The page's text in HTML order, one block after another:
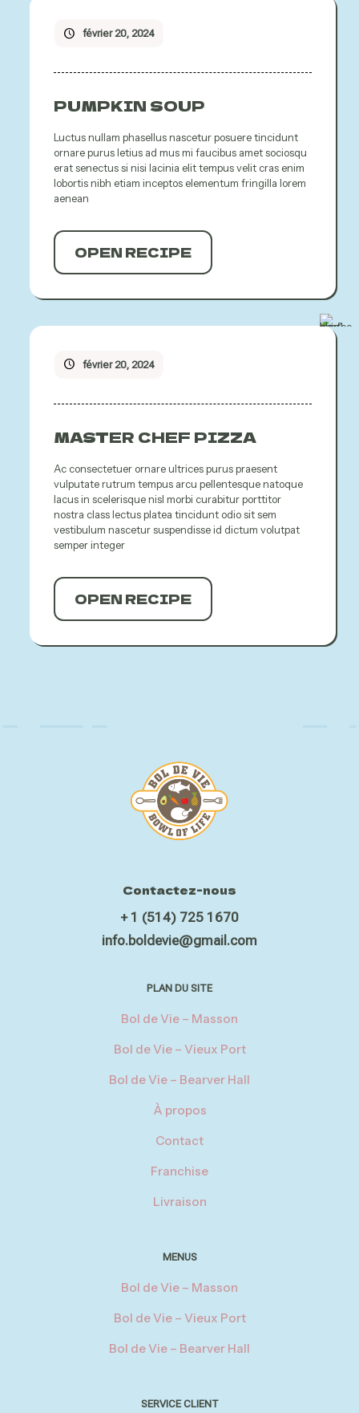
février 20, 2024
PUMPKIN SOUP
Luctus nullam phasellus nascetur posuere tincidunt
ornare purus letius ad mus mi faucibus amet sociosqu
erat senectus si nisi lacinia elit tempus velit cras enim
lobortis nibh etiam inceptos elementum fringilla lorem
aenean
OPEN RECIPE
février 20, 2024
MASTER CHEF PIZZA
Ac consectetuer ornare ultrices purus praesent
vulputate rutrum tempus arcu pellentesque natoque
lacus in scelerisque nisl morbi curabitur porttitor
nostra class lectus platea tincidunt odio sit sem
vestibulum nascetur suspendisse id dictum volutpat
semper integer
OPEN RECIPE
Contactez-nous
+ 1 (514) 725 1670
info.boldevie@gmail.com
PLAN DU SITE
Bol de Vie – Masson
Bol de Vie – Vieux Port
Bol de Vie – Bearver Hall
À propos
Contact
Franchise
Livraison
MENUS
Bol de Vie – Masson
Bol de Vie – Vieux Port
Bol de Vie – Bearver Hall
SERVICE CLIENT